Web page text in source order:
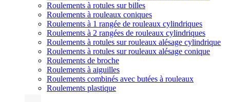
Roulements à rotules sur billes
Roulements à rouleaux coniques
Roulements à 1 rangée de rouleaux cylindriques
Roulements à 2 rangées de rouleaux cylindriques
Roulements à rotules sur rouleaux alésage cylindrique
Roulements à rotules sur rouleaux alésage conique
Roulements de broche
Roulements à aiguilles
Roulements combinés avec butées à rouleaux
Roulements plastique